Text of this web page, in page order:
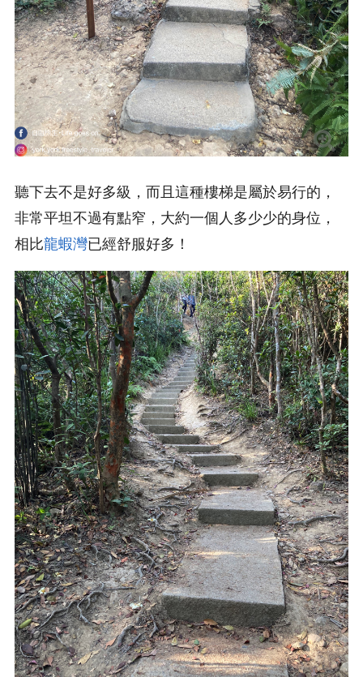
聽下去不是好多級，而且這種樓梯是屬於易行的，
非常平坦不過有點窄，大約一個人多少少的身位，
相比龍蝦灣已經舒服好多！